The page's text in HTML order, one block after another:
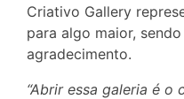
Criativo Gallery
para algo maior,
agradecimento.
“Abrir essa galeria é